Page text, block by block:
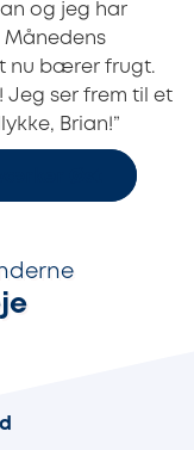
og jeg har
nu bærer frugt.
Jeg ser frem til et
Brian!”